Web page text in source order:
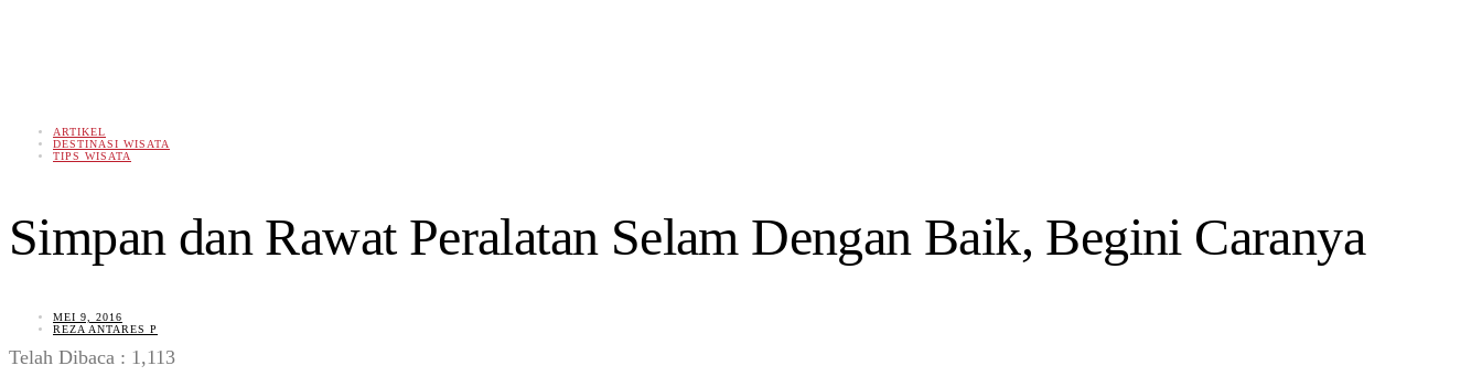
ARTIKEL
DESTINASI WISATA
TIPS WISATA
Simpan dan Rawat Peralatan Selam Dengan Baik, Begini Caranya
MEI 9, 2016
REZA ANTARES P
Telah Dibaca : 1,113